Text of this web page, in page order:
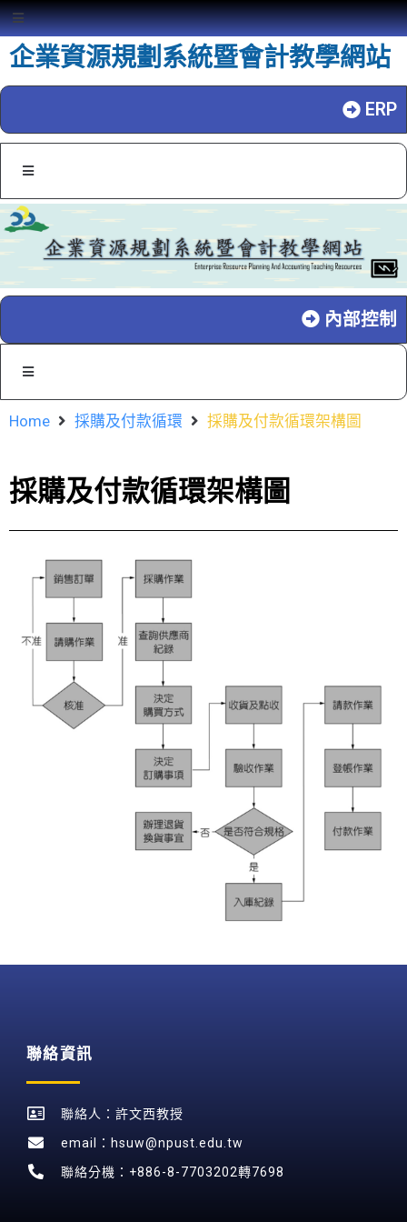
企業資源規劃系統暨會計教學網站
ERP
內部控制
Home 採購及付款循環 採購及付款循環架構圖
採購及付款循環架構圖
聯絡資訊
聯絡人：許文西教授
email：hsuw@npust.edu.tw
聯絡分機：+886-8-7703202轉7698